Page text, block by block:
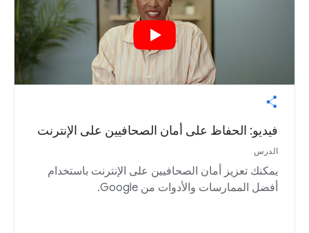
فيديو: الحفاظ على أمان الصحافيين على الإنترنت
الدرس
يمكنك تعزيز أمان الصحافيين على الإنترنت باستخدام
أفضل الممارسات والأدوات من Google.